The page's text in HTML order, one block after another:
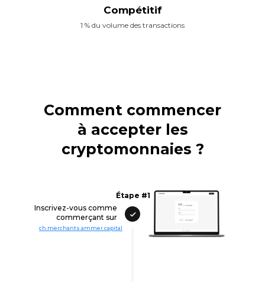
1 % du volume des transactions
Compétitif
Inscrivez-vous comme
commerçant sur
ch.merchants.ammer.capital
Étape #1
Comment commencer
à accepter les
cryptomonnaies ?